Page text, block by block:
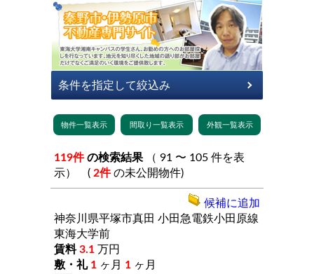
119件 の検索結果
示） ( 2件 の未公開物件)
神奈川県平塚市真田 小田急電鉄小田原線
東海大学前
3.1 万円
1 ヶ月 1 ヶ月
候補に追加